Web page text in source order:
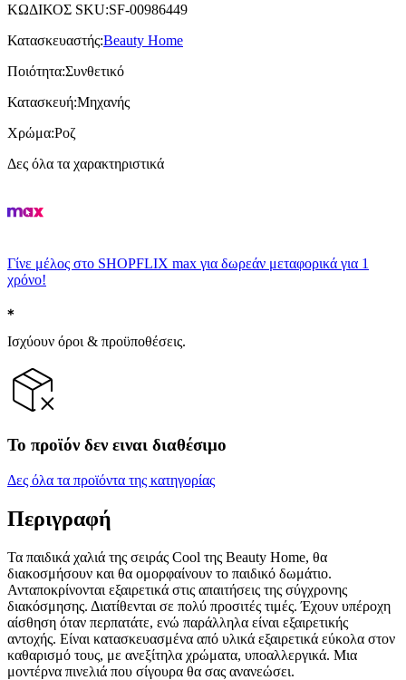
ΚΩΔΙΚΟΣ SKU:SF-00986449
Κατασκευαστής:Beauty Home
Ποιότητα:Συνθετικό
Κατασκευή:Μηχανής
Χρώμα:Ροζ
Δες όλα τα χαρακτηριστικά
Γίνε μέλος στο SHOPFLIX max για δωρεάν μεταφορικά για 1
χρόνο!
Ισχύουν όροι & προϋποθέσεις.
Το προϊόν δεν ειναι διαθέσιμο
Δες όλα τα προϊόντα της κατηγορίας
Περιγραφή
Τα παιδικά χαλιά της σειράς Cool της Beauty Home, θα
διακοσμήσουν και θα ομορφαίνουν το παιδικό δωμάτιο.
Ανταποκρίνονται εξαιρετικά στις απαιτήσεις της σύγχρονης
διακόσμησης. Διατίθενται σε πολύ προσιτές τιμές. Έχουν υπέροχη
αίσθηση όταν περπατάτε, ενώ παράλληλα είναι εξαιρετικής
αντοχής. Είναι κατασκευασμένα από υλικά εξαιρετικά εύκολα στον
καθαρισμό τους, με ανεξίτηλα χρώματα, υποαλλεργικά. Μια
μοντέρνα πινελιά που σίγουρα θα σας ανανεώσει.